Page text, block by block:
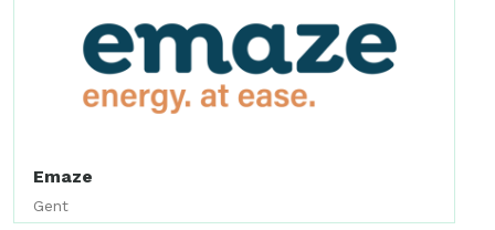
Emaze
Gent